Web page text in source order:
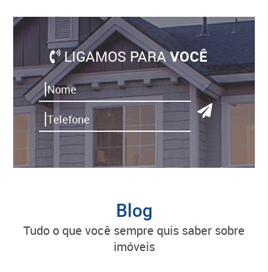
LIGAMOS PARAVOCÊ
Blog
tudo o que você sempre quis saber sobre
imóveis